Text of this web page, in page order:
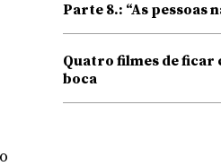
Parte 8.: “As pessoas
Quatro filmes de ficar
boca